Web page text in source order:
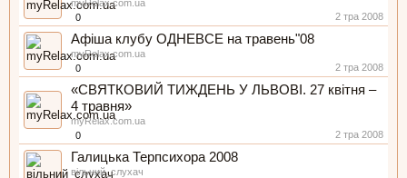
myRelax.com.ua
0
2 тра 2008
Афіша клубу ОДНЕВСЕ на травень"08
myRelax.com.ua
0
2 тра 2008
«СВЯТКОВИЙ ТИЖДЕНЬ У ЛЬВОВІ. 27 квітня –
4 травня»
myRelax.com.ua
0
2 тра 2008
Галицька Терпсихора 2008
вільний_слухач